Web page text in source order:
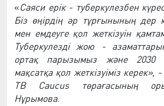
«Саяси ерік - туберкулезбен
Біз өңірдің әр тұрғынының дер
мен емдеуге қол жеткізуін
Туберкулезді жою -
ортақ парызымыз және
мақсатқа қол жеткізуіміз керек»,
TB Caucus төрағасының
Нұрымова.